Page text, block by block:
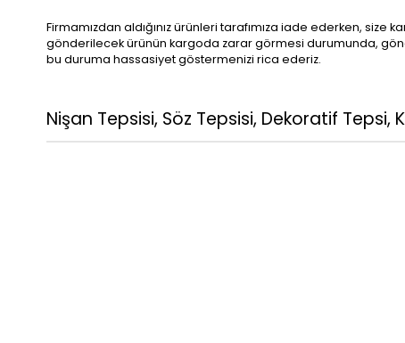
Firmamızdan aldığınız ürünleri tarafımıza iade ederken,
gönderilecek ürünün kargoda zarar görmesi durumunda,
bu duruma hassasiyet göstermenizi rica ederiz.
Nişan Tepsisi, Söz Tepsisi, Dekoratif Tepsi,